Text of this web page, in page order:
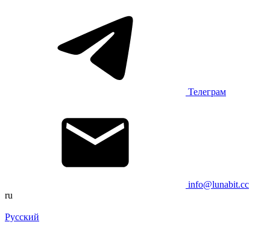
Телеграм
info@lunabit.cc
ru
Русский